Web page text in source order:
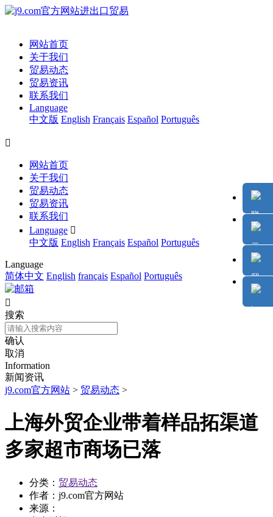
网站首页
关于我们
贸易动态
贸易资讯
联系我们
Language
中文版 English Français Español Português

网站首页
关于我们
贸易动态
贸易资讯
联系我们
Language 
中文版 English Français Español Português
Language
简体中文 English français Español Português

搜索
确认
取消
Information
新闻资讯
j9.com官方网站 > 贸易动态 >
上海外贸企业带着样品拓渠道
多家超市商场已落
分类： 贸易动态
作者： j9.com官方网站
来源：